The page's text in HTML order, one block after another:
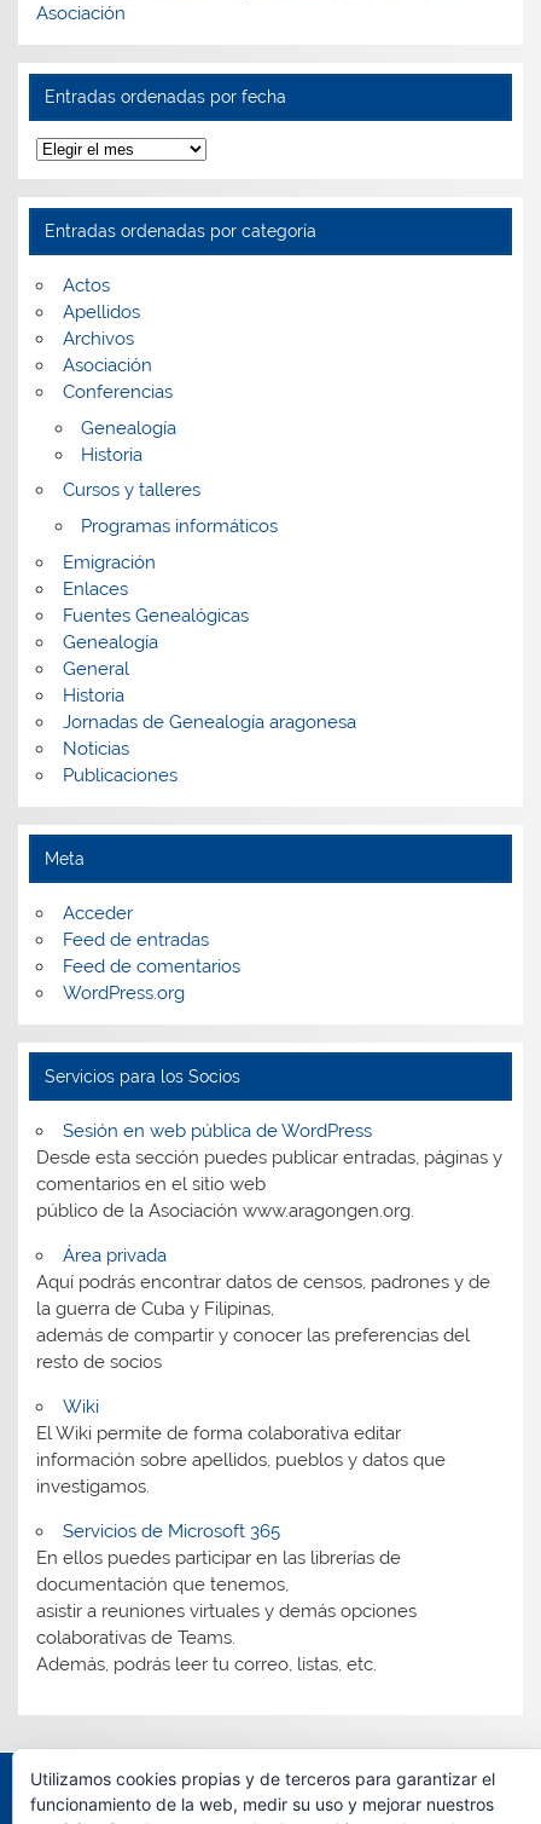
Asociación
Entradas ordenadas por fecha
Entradas
ordenadas
por
fecha
Entradas ordenadas por categoría
Actos
Apellidos
Archivos
Asociación
Conferencias
Genealogía
Historia
Cursos y talleres
Programas informáticos
Emigración
Enlaces
Fuentes Genealógicas
Genealogía
General
Historia
Jornadas de Genealogía aragonesa
Noticias
Publicaciones
Meta
Acceder
Feed de entradas
Feed de comentarios
WordPress.org
Servicios para los Socios
Sesión en web pública de WordPress
Desde esta sección puedes publicar entradas, páginas y
comentarios en el sitio web
público de la Asociación www.aragongen.org.
Área privada
Aquí podrás encontrar datos de censos, padrones y de
la guerra de Cuba y Filipinas,
además de compartir y conocer las preferencias del
resto de socios
Wiki
El Wiki permite de forma colaborativa editar
información sobre apellidos, pueblos y datos que
investigamos.
Servicios de Microsoft 365
En ellos puedes participar en las librerías de
documentación que tenemos,
asistir a reuniones virtuales y demás opciones
colaborativas de Teams.
Además, podrás leer tu correo, listas, etc.
Tema para WordPress: Smartline de ThemeZee.
Utilizamos cookies propias y de terceros para garantizar el
funcionamiento de la web, medir su uso y mejorar nuestros